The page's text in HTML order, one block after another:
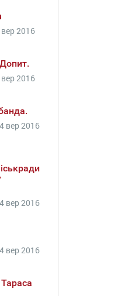
2016
2016
вер 2016
вер 2016
вер 2016